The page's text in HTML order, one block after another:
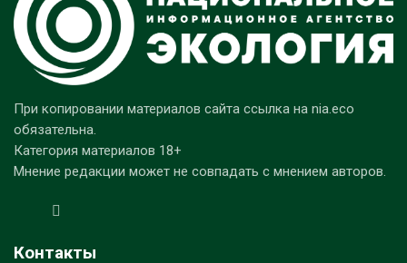
При копировании материалов сайта ссылка на nia.eco
обязательна.
Категория материалов 18+
Мнение редакции может не совпадать с мнением авторов.
Контакты